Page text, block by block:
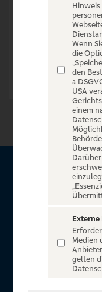
Zur Startseite
Über VR
für alle Kunden der
unserem
atemberaubende
Fußball-Bundesliga
Wenn
die
den
a
USA
einem
Externe
Medien
gelten